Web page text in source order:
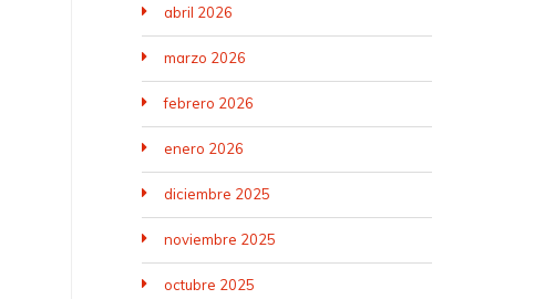
abril 2026
marzo 2026
febrero 2026
enero 2026
diciembre 2025
noviembre 2025
octubre 2025